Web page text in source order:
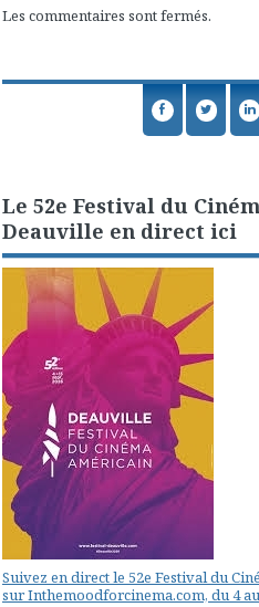
Les commentaires sont fermés.
Le 52e Festival du
Deauville en direct ici
Suivez en direct le 52e Festival du
sur Inthemoodforcinema.com, du 4